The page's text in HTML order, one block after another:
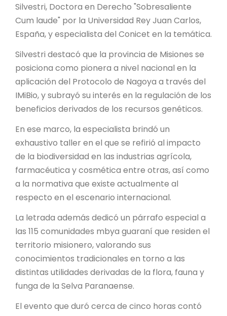
MONUMENTOS NATURALES
REPOSITORIO
CONTACTO
Silvestri, Doctora en Derecho "Sobresaliente
Cum laude" por la Universidad Rey Juan Carlos,
España, y especialista del Conicet en la temática.
Silvestri destacó que la provincia de Misiones se
posiciona como pionera a nivel nacional en la
aplicación del Protocolo de Nagoya a través del
IMiBio, y subrayó su interés en la regulación de los
beneficios derivados de los recursos genéticos.
En ese marco, la especialista brindó un
exhaustivo taller en el que se refirió al impacto
de la biodiversidad en las industrias agrícola,
farmacéutica y cosmética entre otras, así como
a la normativa que existe actualmente al
respecto en el escenario internacional.
La letrada además dedicó un párrafo especial a
las 115 comunidades mbya guaraní que residen el
territorio misionero, valorando sus
conocimientos tradicionales en torno a las
distintas utilidades derivadas de la flora, fauna y
funga de la Selva Paranaense.
El evento que duró cerca de cinco horas contó